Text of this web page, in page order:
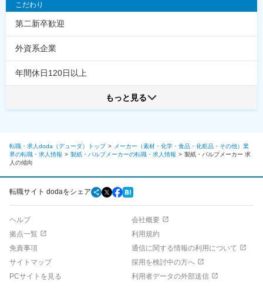
こだわり
第二新卒歓迎
外資系企業
年間休日120日以上
もっと見る
転職・求人doda（デューダ）トップ
メーカー（素材・化学・食品・化粧品・その他）業
界の転職・求人情報
製紙・パルプメーカーの転職・求人情報 製紙・パルプメーカー 求
人の傾向
転職サイト dodaをシェア
ヘルプ
会社概要
拠点一覧
利用規約
免責事項
通信に関する情報の利用について
サイトマップ
採用を検討中の方へ
PCサイトを見る
利用者データの外部送信